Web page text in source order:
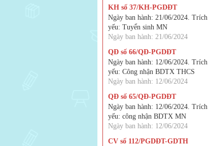
KH số 37/KH-PGDĐT
Ngày ban hành: 21/06/2024. Trích
yếu: Tuyển sinh MN
Ngày ban hành: 21/06/2024
QĐ số 66/QĐ-PGDĐT
Ngày ban hành: 12/06/2024. Trích
yếu: Công nhận BDTX THCS
Ngày ban hành: 12/06/2024
QĐ số 65/QĐ-PGDĐT
Ngày ban hành: 12/06/2024. Trích
yếu: công nhận BDTX MN
Ngày ban hành: 12/06/2024
CV số 112/PGDĐT-GDTH